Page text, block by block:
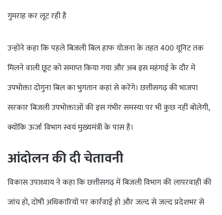
गुमराह कर लूट रही है
उन्होंने कहा कि पहले बिजली बिल हाफ योजना के तहत 400 यूनिट तक
मिलने वाली छूट को समाप्त किया गया और अब इस महंगाई के दौर में
उपभोक्ता दोगुना बिल का भुगतान कहां से करेंगे। छत्तीसगढ़ की भाजपा
सरकार बिजली उपभोक्ताओं की इस गंभीर समस्या पर भी कुछ नहीं बोलेगी,
क्योंकि ऊर्जा विभाग स्वयं मुख्यमंत्री के पास है।
आंदोलन की दी चेतावनी
विकास उपाध्याय ने कहा कि छत्तीसगढ़ में बिजली विभाग की लापरवाही की
जांच हो, दोषी अधिकारियों पर कार्रवाई हो और जल्द से जल्द प्रदेशभर से